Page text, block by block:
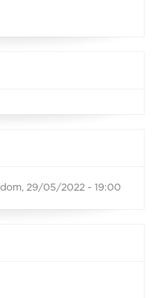
dom, 29/05/2022 - 19:00